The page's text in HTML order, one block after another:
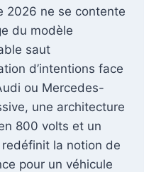
2026 ne se contente
du modèle
saut
d’intentions face
ou Mercedes-
une architecture
800 volts et un
la notion de
pour un véhicule